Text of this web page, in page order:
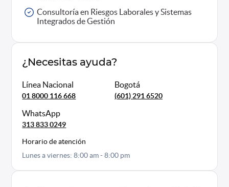
Consultoría en Riesgos Laborales y Sistemas
Integrados de Gestión
¿Necesitas ayuda?
Línea Nacional
01 8000 116 668
Bogotá
(601) 291 6520
WhatsApp
313 833 0249
Horario de atención
Lunes a viernes: 8:00 am - 8:00 pm